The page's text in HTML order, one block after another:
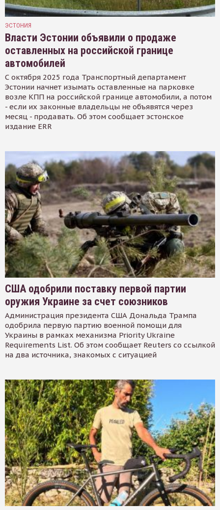
ЭСТОНИЯ
Власти Эстонии объявили о продаже
оставленных на российской границе
автомобилей
С октября 2025 года Транспортный департамент
Эстонии начнет изымать оставленные на парковке
возле КПП на российской границе автомобили, а потом
- если их законные владельцы не объявятся через
месяц - продавать. Об этом сообщает эстонское
издание ERR
США одобрили поставку первой партии
оружия Украине за счет союзников
Администрация президента США Дональда Трампа
одобрила первую партию военной помощи для
Украины в рамках механизма Priority Ukraine
Requirements List. Об этом сообщает Reuters со ссылкой
на два источника, знакомых с ситуацией